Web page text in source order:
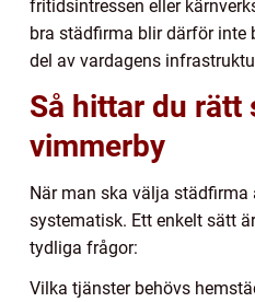
fritidsintressen eller
bra städfirma blir därför inte
del av vardagens
Så hittar du rätt
vimmerby
När man ska välja städfirma
systematisk. Ett enkelt sätt
tydliga frågor:
Vilka tjänster behövs